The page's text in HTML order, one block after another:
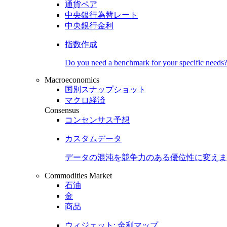
通貨ペア
中央銀行為替レート
中央銀行金利
指数作成
Do you need a benchmark for your specific needs?
Macroeconomics
国別スナップショット
マクロ経済
Consensus
コンセンサス予想
カスタムデータ
データの混沌を競争力のある優位性に変え
Commodities Market
石油
金
商品
ウィジェット: 金利マップ